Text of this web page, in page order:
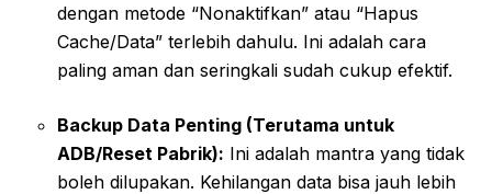
dengan metode “Nonaktifkan” atau “Hapus
Cache/Data” terlebih dahulu. Ini adalah cara
paling aman dan seringkali sudah cukup efektif.
Backup Data Penting (Terutama untuk
ADB/Reset Pabrik): Ini adalah mantra yang tidak
boleh dilupakan. Kehilangan data bisa jauh lebih